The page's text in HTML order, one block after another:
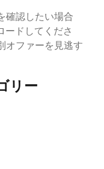
確認したい場合
ードしてくださ
オファーを見逃す
リー